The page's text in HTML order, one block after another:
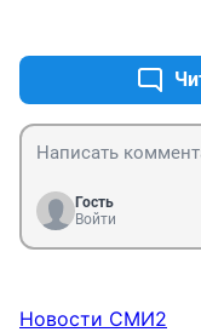
Гость
Войти
Новости СМИ2